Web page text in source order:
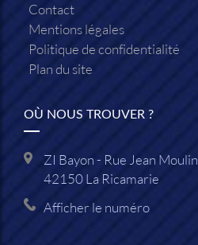
Contact
Mentions légales
Politique de confidentialité
Plan du site
OÙ NOUS TROUVER ?
ZI Bayon - Rue Jean Moulin
42150La Ricamarie
Afficher le numéro